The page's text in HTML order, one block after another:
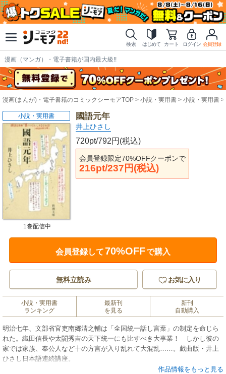
検索 はじめて カート ログイン 会員登録
漫画（マンガ）・電子書籍が国内最大級!!
漫画(まんが)・電子書籍のコミックシーモアTOP 小説・実用書 小説・実用書
國語元年
井上ひさし
720pt/792円(税込)
会員登録限定70%OFFクーポンで
216pt/237円(税込)
小説・実用書
1巻配信中
会員登録して70%OFFで購入
無料立読み お気に入り
小説・実用書
ランキング
最新刊
を見る
新刊
自動購入
明治七年、文部省官吏南郷清之輔は「全国統一話し言葉」の制定を命じら
れた。織田信長や太閤秀吉の天下統一にも比すべき大事業！ しかし彼の
家では家族、奉公人など十の方言が入り乱れて大混乱……。戯曲版・井上
ひさし日本語連続講座。
作品情報をもっと見る